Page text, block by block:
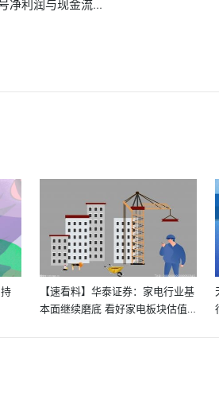
净利润与现金流...
【速看料】华泰证券：家电行业基
本面继续磨底 看好家电板块估值